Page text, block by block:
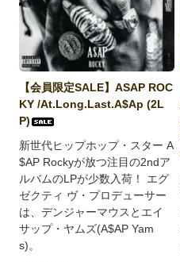
【会員限定SALE】ASAP ROC
KY /At.Long.Last.A$Ap (2L
P)
新世代ヒップホップ・スター A
$AP Rockyが放つ注目の2ndア
ルバムのLPが少数入荷！ エグ
ゼクティ ヴ・プロデューサー
は、デンジャーマウスとエイ
サップ・ヤムズ(A$AP Yam
s)。